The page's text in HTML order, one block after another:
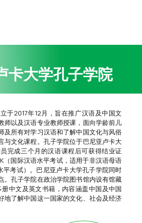
卡大学孔子学院
于2017年12月，旨在推广汉语及中国文
师以及汉语专业教师授课，面向学龄前儿
及所有对学习汉语和了解中国文化与风俗
与文化课程。孔子学院位于巴尼亚卢卡大
完成三个月的汉语课程后可获得结业证
（国际汉语水平考试，适用于非汉语母语
平考试）。巴尼亚卢卡大学孔子学院同时
。孔子学院在政治学院图书馆内设有馆藏
中文及英文书籍，内容涵盖中国及中国
地了解中国这一国家的文化、社会及经济